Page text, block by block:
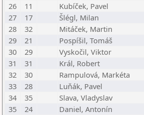
26
11 Kubíček, Pavel
27
17 Šlégl, Milan
28
32 Mitáček, Martin
29
21 Pospíšil, Tomáš
30
29 Vyskočil, Viktor
31
31 Král, Robert
32
30 Rampulová, Markéta
33
28 Luňák, Pavel
34
35 Slava, Vladyslav
35
24 Daniel, Antonín